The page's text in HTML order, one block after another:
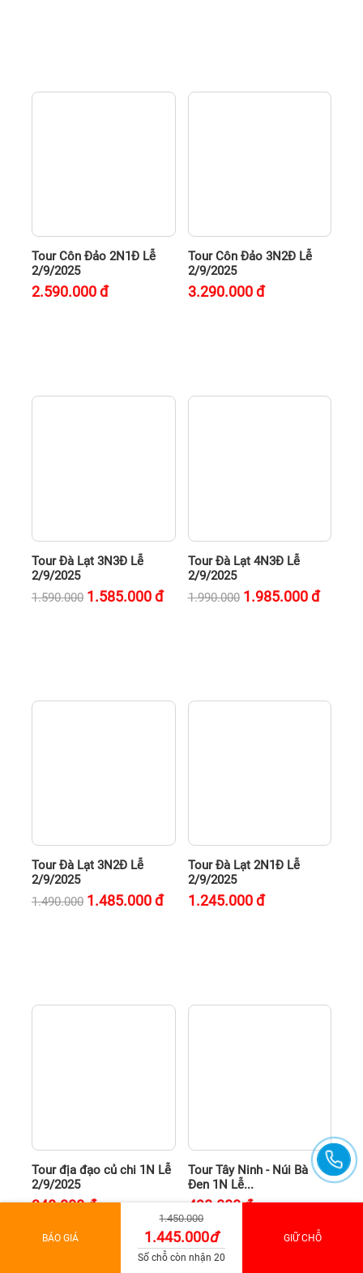
Tour Côn Đảo 2N1Đ Lễ
2/9/2025
2.590.000đ
Tour Côn Đảo 3N2Đ Lễ
2/9/2025
3.290.000đ
Tour Đà Lạt 3N3Đ Lễ
2/9/2025
1.590.000 1.585.000đ
Tour Đà Lạt 4N3Đ Lễ
2/9/2025
1.990.000 1.985.000đ
Tour Đà Lạt 3N2Đ Lễ
2/9/2025
1.490.000 1.485.000đ
Tour Đà Lạt 2N1Đ Lễ
2/9/2025
1.245.000đ
Tour địa đạo củ chi 1N Lễ
2/9/2025
340.000đ
Tour Tây Ninh - Núi Bà
Đen 1N Lễ...
490.000đ
BÁO GIÁ
1.450.000
1.445.000đ
Số chỗ còn nhận 20
GIỮ CHỖ